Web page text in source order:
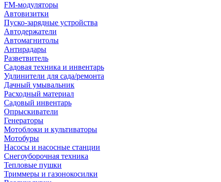
FM-модуляторы
Автовизитки
Пуско-зарядные устройства
Автодержатели
Автомагнитолы
Антирадары
Разветвитель
Садовая техника и инвентарь
Удлинители для сада/ремонта
Дачный умывальник
Расходный материал
Садовый инвентарь
Опрыскиватели
Генераторы
Мотоблоки и культиваторы
Мотобуры
Насосы и насосные станции
Снегоуборочная техника
Тепловые пушки
Триммеры и газонокосилки